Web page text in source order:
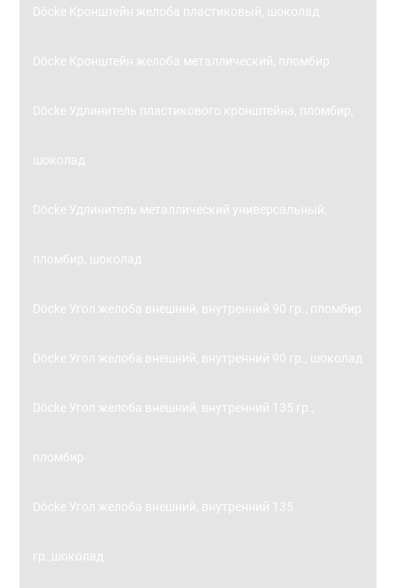
Döcke Кронштейн желоба пластиковый, шоколад
Döcke Кронштейн желоба металлический, пломбир
Döcke Удлинитель пластикового кронштейна, пломбир,
шоколад
Döcke Удлинитель металлический универсальный,
пломбир, шоколад
Döcke Угол желоба внешний, внутренний 90 гр., пломбир
Döcke Угол желоба внешний, внутренний 90 гр., шоколад
Döcke Угол желоба внешний, внутренний 135 гр.,
пломбир
Döcke Угол желоба внешний, внутренний 135
гр.,шоколад